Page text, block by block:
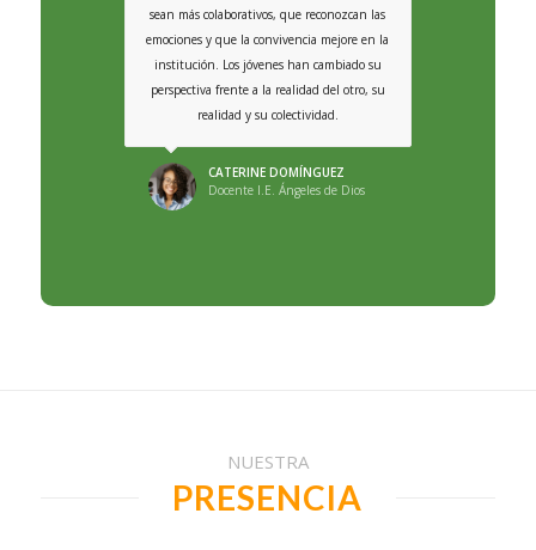
sean más colaborativos, que reconozcan las
emociones y que la convivencia mejore en la
institución. Los jóvenes han cambiado su
perspectiva frente a la realidad del otro, su
realidad y su colectividad.
CATERINE DOMÍNGUEZ
Docente I.E. Ángeles de Dios
NUESTRA
PRESENCIA